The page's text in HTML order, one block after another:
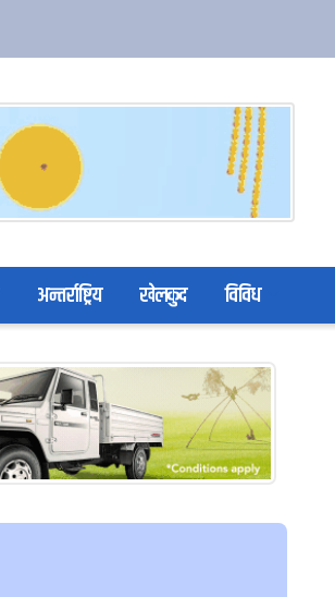
अन्तर्राष्ट्रिय खेलकुद विविध